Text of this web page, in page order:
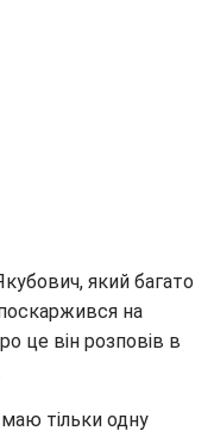
який багато
на
це він розповів в
маю тільки одну